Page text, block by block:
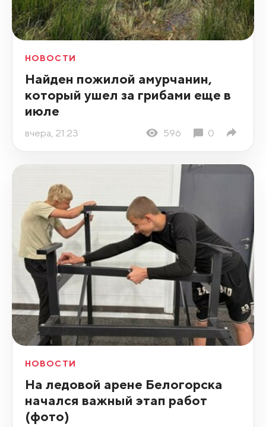
НОВОСТИ
Найден пожилой амурчанин,
который ушел за грибами еще в
июле
вчера, 21:23 596 0
НОВОСТИ
На ледовой арене Белогорска
начался важный этап работ
(фото)